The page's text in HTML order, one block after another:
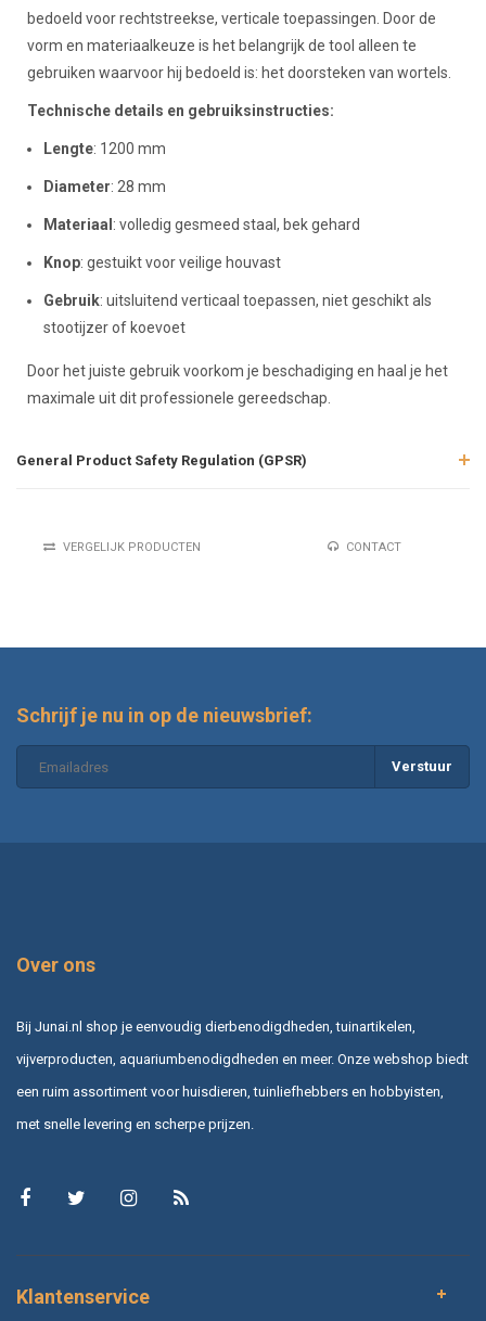
bedoeld voor rechtstreekse, verticale toepassingen. Door de
vorm en materiaalkeuze is het belangrijk de tool alleen te
gebruiken waarvoor hij bedoeld is: het doorsteken van wortels.
Technische details en gebruiksinstructies:
Lengte: 1200 mm
Diameter: 28 mm
Materiaal : volledig gesmeed staal, bek gehard
Knop: gestuikt voor veilige houvast
Gebruik: uitsluitend verticaal toepassen, niet geschikt als
stootijzer of koevoet
Door het juiste gebruik voorkom je beschadiging en haal je het
maximale uit dit professionele gereedschap.
General Product Safety Regulation (GPSR)
VERGELIJK PRODUCTEN CONTACT
Schrijf je nu in op de nieuwsbrief:
Verstuur
Over ons
Bij Junai.nl shop je eenvoudig dierbenodigdheden, tuinartikelen,
vijverproducten, aquariumbenodigdheden en meer. Onze webshop biedt
een ruim assortiment voor huisdieren, tuinliefhebbers en hobbyisten,
met snelle levering en scherpe prijzen.
Klantenservice